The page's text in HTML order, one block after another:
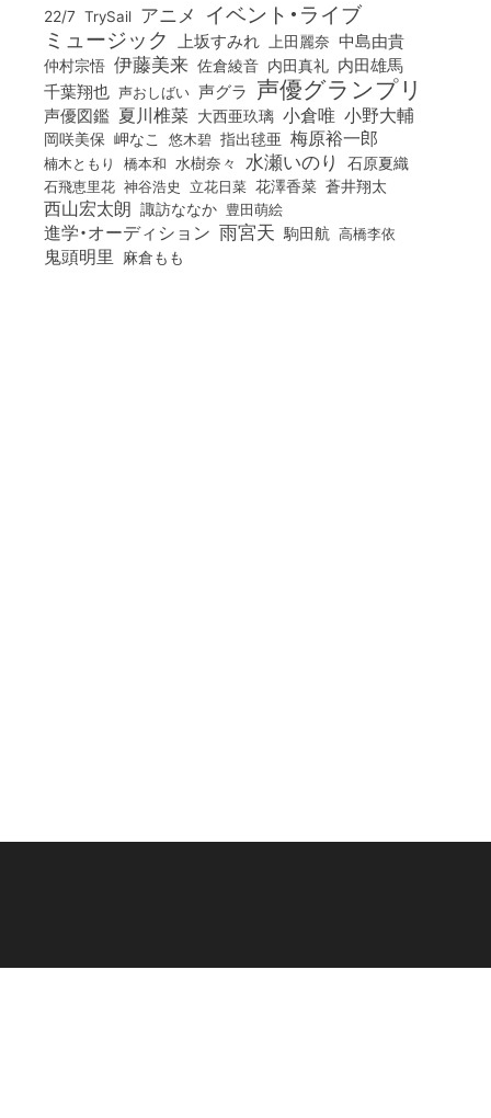
22/7 TrySail アニメ イベント・ライブ
ミュージック 上坂すみれ 上田麗奈 中島由貴
仲村宗悟 伊藤美来 佐倉綾音 内田真礼 内田雄馬
千葉翔也 声おしばい 声グラ 声優グランプリ
声優図鑑 夏川椎菜 大西亜玖璃 小倉唯 小野大輔
岡咲美保 岬なこ 悠木碧 指出毬亜 梅原裕一郎
楠木ともり 橋本和 水樹奈々 水瀬いのり 石原夏織
石飛恵里花 神谷浩史 立花日菜 花澤香菜 蒼井翔太
西山宏太朗 諏訪ななか 豊田萌絵
進学・オーディション 雨宮天 駒田航 高橋李依
鬼頭明里 麻倉もも